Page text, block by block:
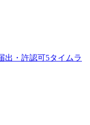
出・許認可5タイムラ